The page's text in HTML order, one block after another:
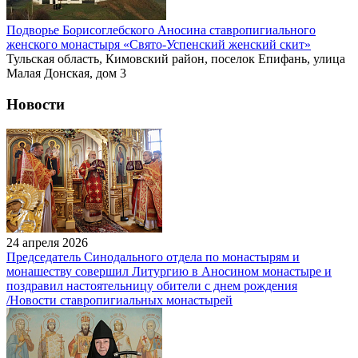
Подворье Борисоглебского Аносина ставропигиального
женского монастыря «Свято-Успенский женский скит»
Тульская область, Кимовский район, поселок Епифань, улица
Малая Донская, дом 3
Новости
24 апреля 2026
Председатель Синодального отдела по монастырям и
монашеству совершил Литургию в Аносином монастыре и
поздравил настоятельницу обители с днем рождения
/Новости ставропигиальных монастырей